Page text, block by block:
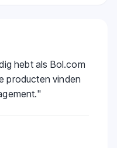
hebt als Bol.com
producten vinden
"